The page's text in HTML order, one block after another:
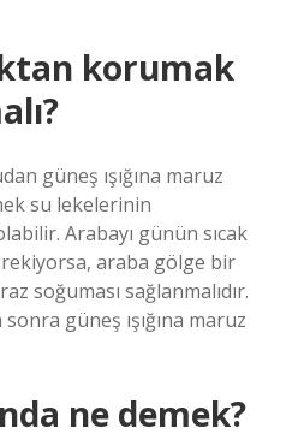
korumak
güneş ışığına maruz
su lekelerinin
Arabayı günün sıcak
araba gölge bir
soğuması sağlanmalıdır.
güneş ışığına maruz
ne demek?